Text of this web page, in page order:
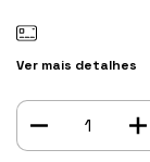
Ver mais detalhes